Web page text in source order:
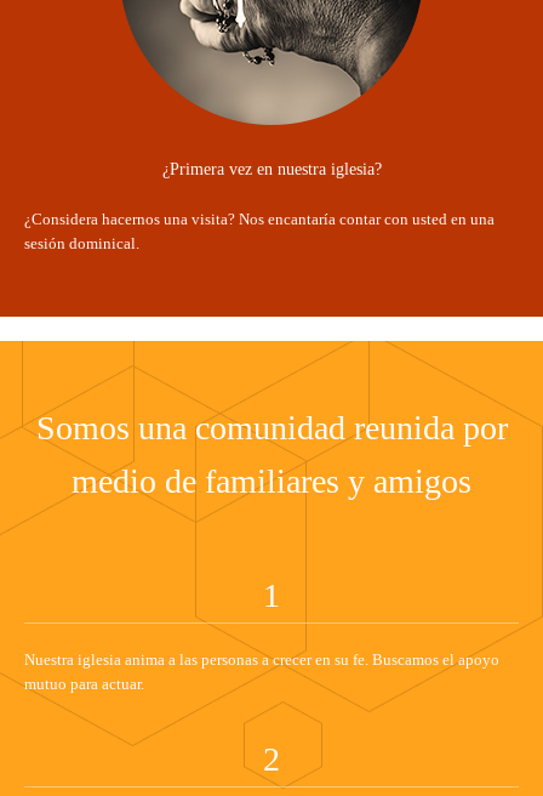
¿Primera vez en nuestra iglesia?
¿Considera hacernos una visita? Nos encantaría contar con usted en una
sesión dominical.
Somos una comunidad reunida por
medio de familiares y amigos
1
Nuestra iglesia anima a las personas a crecer en su fe. Buscamos el apoyo
mutuo para actuar.
2